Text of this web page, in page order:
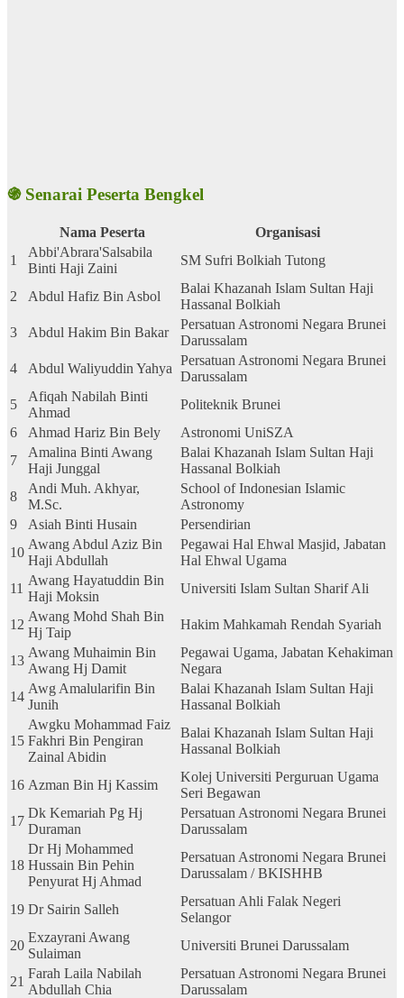
֍ Senarai Peserta Bengkel
Nama Peserta
Organisasi
1
Abbi'Abrara'Salsabila
Binti Haji Zaini
SM Sufri Bolkiah Tutong
2 Abdul Hafiz Bin Asbol
Balai Khazanah Islam Sultan Haji
Hassanal Bolkiah
3
Abdul Hakim Bin Bakar
Persatuan Astronomi Negara Brunei
Darussalam
4
Abdul Waliyuddin Yahya
Persatuan Astronomi Negara Brunei
Darussalam
5
Afiqah Nabilah Binti
Ahmad
Politeknik Brunei
6
Ahmad Hariz Bin Bely
Astronomi UniSZA
7
Amalina Binti Awang
Haji Junggal
Balai Khazanah Islam Sultan Haji
Hassanal Bolkiah
8
Andi Muh. Akhyar,
M.Sc.
School of Indonesian Islamic
Astronomy
9
Asiah Binti Husain
Persendirian
10
Awang Abdul Aziz Bin
Haji Abdullah
Pegawai Hal Ehwal Masjid, Jabatan
Hal Ehwal Ugama
11
Awang Hayatuddin Bin
Haji Moksin
Universiti Islam Sultan Sharif Ali
12
Awang Mohd Shah Bin
Hj Taip
Hakim Mahkamah Rendah Syariah
13
Awang Muhaimin Bin
Awang Hj Damit
Pegawai Ugama, Jabatan Kehakiman
Negara
14
Awg Amalularifin Bin
Junih
Balai Khazanah Islam Sultan Haji
Hassanal Bolkiah
15
Awgku Mohammad Faiz
Fakhri Bin Pengiran
Zainal Abidin
Balai Khazanah Islam Sultan Haji
Hassanal Bolkiah
16 Azman Bin Hj Kassim
Kolej Universiti Perguruan Ugama
Seri Begawan
17
Dk Kemariah Pg Hj
Duraman
Persatuan Astronomi Negara Brunei
Darussalam
18
Dr Hj Mohammed
Hussain Bin Pehin
Penyurat Hj Ahmad
Persatuan Astronomi Negara Brunei
Darussalam / BKISHHB
19 Dr Sairin Salleh
Persatuan Ahli Falak Negeri
Selangor
20
Exzayrani Awang
Sulaiman
Universiti Brunei Darussalam
21
Farah Laila Nabilah
Abdullah Chia
Persatuan Astronomi Negara Brunei
Darussalam